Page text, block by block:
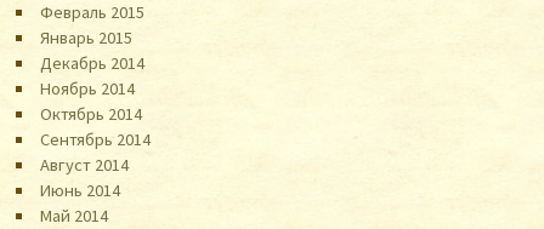
Февраль 2015
Январь 2015
Декабрь 2014
Ноябрь 2014
Октябрь 2014
Сентябрь 2014
Август 2014
Июнь 2014
Май 2014